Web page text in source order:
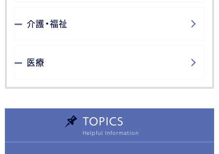
介護・福祉
医療
TOPICS